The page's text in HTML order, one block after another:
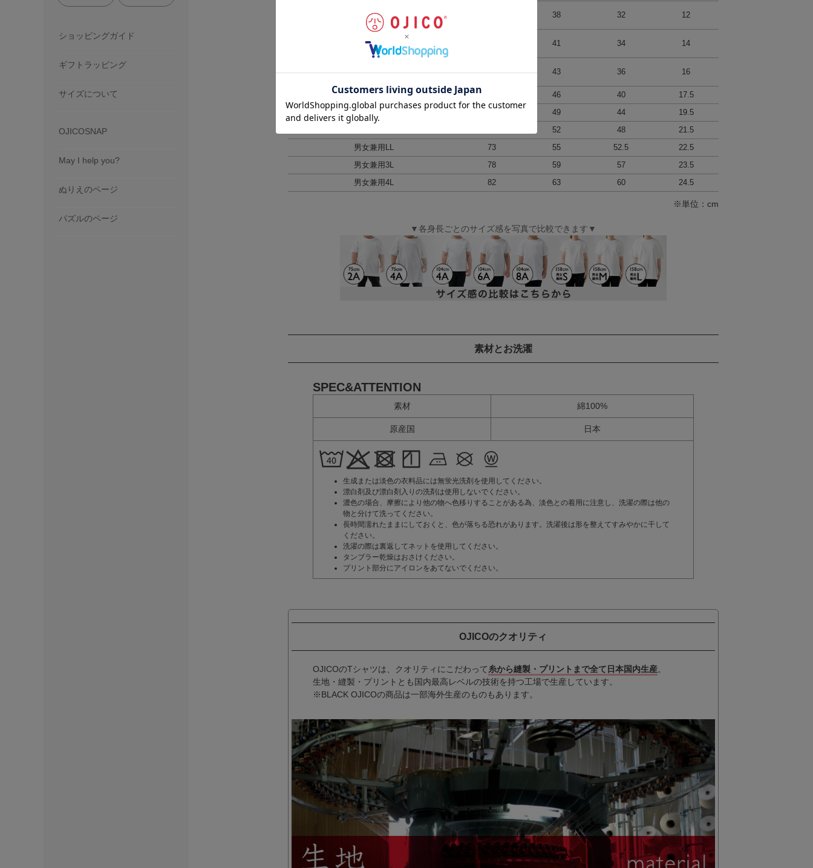
ショッピングガイド
ギフトラッピング
サイズについて
OJICOSNAP
May I help you?
ぬりえのページ
パズルのページ
(110-120cm)
38 32 12
(120-130cm)
41 34 14
57 43 36 16
男女兼用S 46 40 17.5
男女兼用M 49 44 19.5
52 48 21.5
男女兼用LL 73 55 52.5 22.5
男女兼用3L 78 59 57 23.5
男女兼用4L 82 63 60 24.5
※単位：cm
▼各身長ごとのサイズ感を写真で比較できます▼
素材とお洗濯
SPEC&ATTENTION
素材 綿100%
原産国 日本
生成または淡色の衣料品には無蛍光洗剤を使用してください。
漂白剤及び漂白剤入りの洗剤は使用しないでください。
濃色の場合、摩擦により他の物へ色移りすることがある為、淡色との着用に注意し、洗濯の際は他の
物と分けて洗ってください。
長時間濡れたままにしておくと、色が落ちる恐れがあります。洗濯後は形を整えてすみやかに干して
ください。
洗濯の際は裏返してネットを使用してください。
タンブラー乾燥はおさけください。
プリント部分にアイロンをあてないでください。
OJICOのクオリティ
OJICOのTシャツは、クオリティにこだわって糸から縫製・プリントまで全て日本国内生産。
生地・縫製・プリントとも国内最高レベルの技術を持つ工場で生産しています。
※BLACK OJICOの商品は一部海外生産のものもあります。